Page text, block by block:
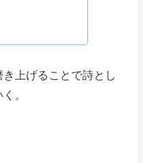
上げることで詩とし
。